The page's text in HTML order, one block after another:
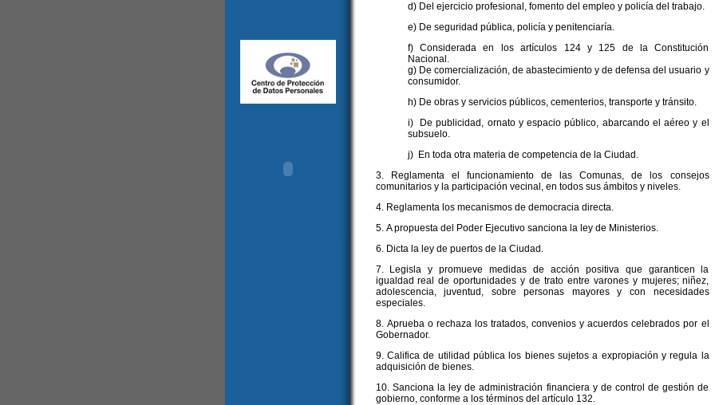
d) Del ejercicio profesional, fomento del empleo y policía del trabajo.
e) De seguridad pública, policía y penitenciaría.
f) Considerada en los artículos 124 y 125 de la Constitución
Nacional.
g) De comercialización, de abastecimiento y de defensa del usuario y
consumidor.
h) De obras y servicios públicos, cementerios, transporte y tránsito.
i) De publicidad, ornato y espacio público, abarcando el aéreo y el
subsuelo.
j) En toda otra materia de competencia de la Ciudad.
3. Reglamenta el funcionamiento de las Comunas, de los consejos
comunitarios y la participación vecinal, en todos sus ámbitos y niveles.
4. Reglamenta los mecanismos de democracia directa.
5. A propuesta del Poder Ejecutivo sanciona la ley de Ministerios.
6. Dicta la ley de puertos de la Ciudad.
7. Legisla y promueve medidas de acción positiva que garanticen la
igualdad real de oportunidades y de trato entre varones y mujeres; niñez,
adolescencia, juventud, sobre personas mayores y con necesidades
especiales.
8. Aprueba o rechaza los tratados, convenios y acuerdos celebrados por el
Gobernador.
9. Califica de utilidad pública los bienes sujetos a expropiación y regula la
adquisición de bienes.
10. Sanciona la ley de administración financiera y de control de gestión de
gobierno, conforme a los términos del artículo 132.